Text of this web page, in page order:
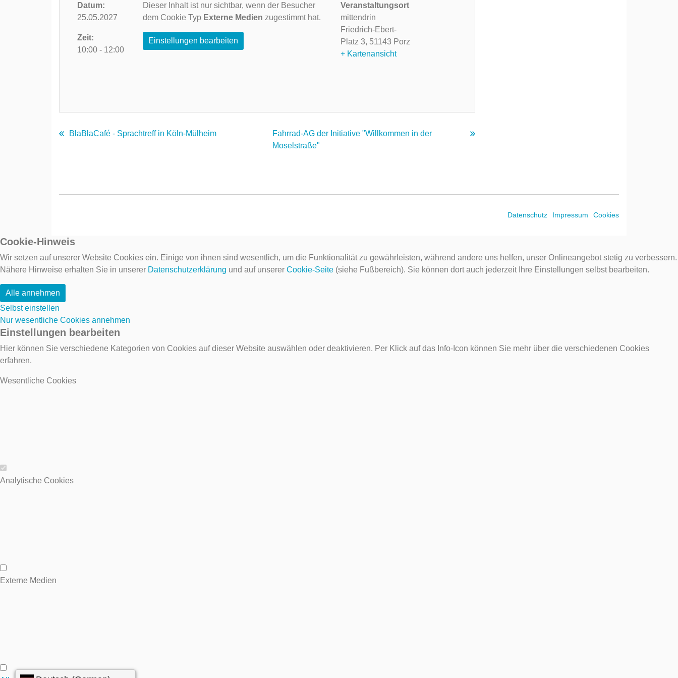
Datum:
25.05.2027
Zeit:
10:00 - 12:00
Dieser Inhalt ist nur sichtbar, wenn der Besucher
dem Cookie Typ Externe Medien zugestimmt hat.
Einstellungen bearbeiten
Veranstaltungsort
mittendrin
Friedrich-Ebert-
Platz 3, 51143 Porz
+ Kartenansicht
BlaBlaCafé - Sprachtreff in Köln-Mülheim
Fahrrad-AG der Initiative "Willkommen in der
Moselstraße"
Datenschutz Impressum Cookies
Cookie-Hinweis
Wir setzen auf unserer Website Cookies ein. Einige von ihnen sind wesentlich, um die Funktionalität zu gewährleisten, während andere uns helfen, unser Onlineangebot stetig zu verbessern.
Nähere Hinweise erhalten Sie in unserer Datenschutzerklärung und auf unserer Cookie-Seite (siehe Fußbereich). Sie können dort auch jederzeit Ihre Einstellungen selbst bearbeiten.
Alle annehmen
Selbst einstellen
Nur wesentliche Cookies annehmen
Einstellungen bearbeiten
Hier können Sie verschiedene Kategorien von Cookies auf dieser Website auswählen oder deaktivieren. Per Klick auf das Info-Icon können Sie mehr über die verschiedenen Cookies
erfahren.
Wesentliche Cookies
Wesentliche Cookies
Analytische Cookies
Analytische Cookies
Externe Medien
Externe Medien